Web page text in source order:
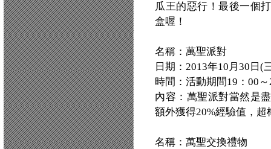
瓜王的惡行！最後一個
盒喔！
名稱：萬聖派對
日期：2013年10月30日(
時間：活動期間19：00
內容：萬聖派對當然是
額外獲得20%經驗值，
名稱：萬聖交換禮物